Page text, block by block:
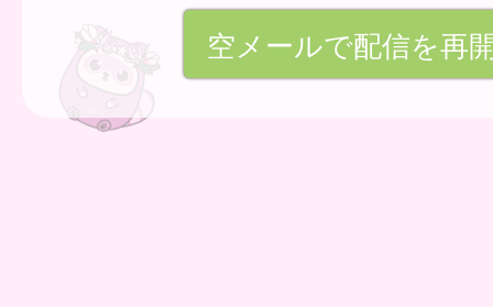
空メールで配信を再